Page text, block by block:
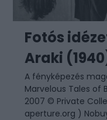
Fotós
Araki
A fényképezés
Marvelous Tales of
2007 © Private
aperture.org )